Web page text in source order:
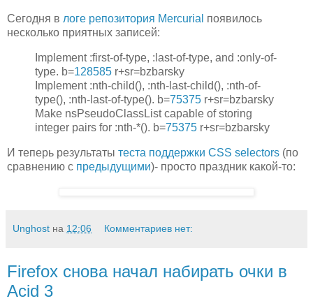
Сегодня в логе репозитория Mercurial появилось
несколько приятных записей:
Implement :first-of-type, :last-of-type, and :only-of-
type. b=128585 r+sr=bzbarsky
Implement :nth-child(), :nth-last-child(), :nth-of-
type(), :nth-last-of-type(). b=75375 r+sr=bzbarsky
Make nsPseudoClassList capable of storing
integer pairs for :nth-*(). b=75375 r+sr=bzbarsky
И теперь результаты теста поддержки CSS selectors (по
сравнению с предыдущими)- просто праздник какой-то:
Unghost на 12:06 Комментариев нет:
Firefox снова начал набирать очки в
Acid 3